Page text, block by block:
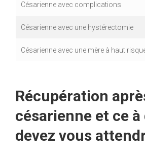
Césarienne avec complications
Césarienne avec une hystérectomie
Césarienne avec une mère à haut
Récupération
césarienne et ce
devez vous